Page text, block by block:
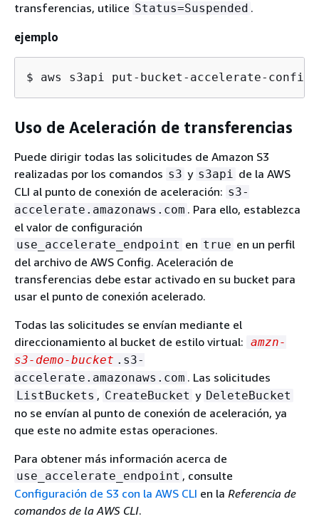
transferencias, utilice Status=Suspended .
ejemplo
$ aws s3api put-bucket-accelerate-
Uso de Aceleración de transferencias
Puede dirigir todas las solicitudes de Amazon S3
realizadas por los comandos s3 y s3api de la AWS
CLI al punto de conexión de aceleración: s3-
accelerate.amazonaws.com . Para ello, establezca
el valor de configuración
use_accelerate_endpoint en true en un perfil
del archivo de AWS Config. Aceleración de
transferencias debe estar activado en su bucket para
usar el punto de conexión acelerado.
Todas las solicitudes se envían mediante el
direccionamiento al bucket de estilo virtual: amzn-
s3-demo-bucket .s3-
accelerate.amazonaws.com . Las solicitudes
ListBuckets , CreateBucket y DeleteBucket
no se envían al punto de conexión de aceleración, ya
que este no admite estas operaciones.
Para obtener más información acerca de
use_accelerate_endpoint , consulte
Configuración de S3 con la AWS CLI en la Referencia de
comandos de la AWS CLI.